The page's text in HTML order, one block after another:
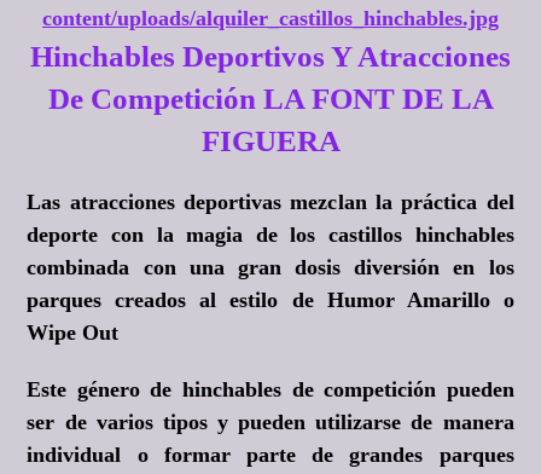
content/uploads/alquiler_castillos_hinchables.jpg
Hinchables Deportivos Y Atracciones
De Competición LA FONT DE LA
FIGUERA
Las atracciones deportivas mezclan la práctica del
deporte con la magia de los castillos hinchables
combinada con una gran dosis diversión en los
parques creados al estilo de Humor Amarillo o
Wipe Out
Este género de hinchables de competición pueden
ser de varios tipos y pueden utilizarse de manera
individual o formar parte de grandes parques